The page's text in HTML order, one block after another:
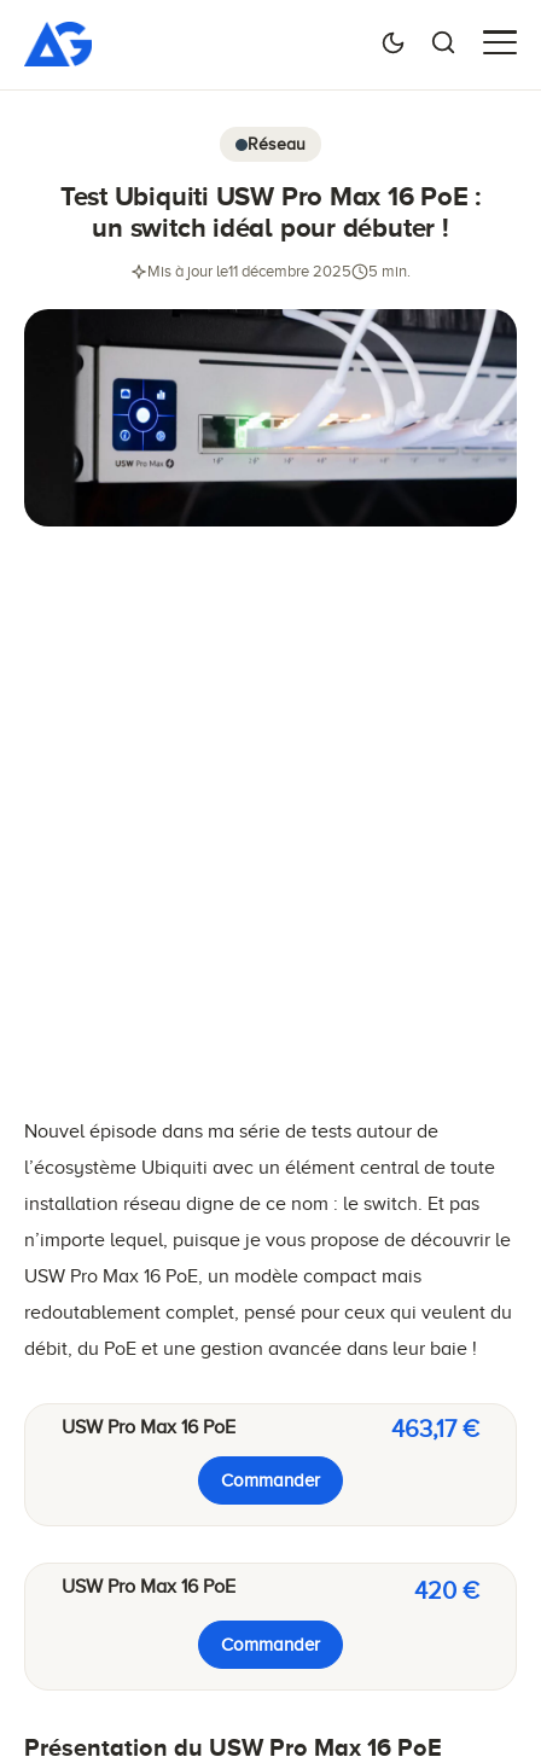
Réseau
Test Ubiquiti USW Pro Max 16 PoE :
un switch idéal pour débuter !
Mis à jour le11 décembre 2025 5 min.
Nouvel épisode dans ma série de tests autour de
l’écosystème Ubiquiti avec un élément central de toute
installation réseau digne de ce nom : le switch. Et pas
n’importe lequel, puisque je vous propose de découvrir le
USW Pro Max 16 PoE, un modèle compact mais
redoutablement complet, pensé pour ceux qui veulent du
débit, du PoE et une gestion avancée dans leur baie !
USW Pro Max 16 PoE 463,17 €
Commander
USW Pro Max 16 PoE 420 €
Commander
Présentation du USW Pro Max 16 PoE